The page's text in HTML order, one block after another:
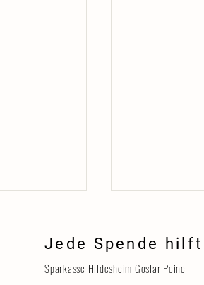
Jede Spende hilft
Sparkasse Hildesheim Goslar Peine